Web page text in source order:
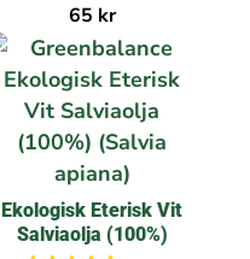
g
r
e
c
e
n
s
o
n
e
65 kr
Ekologisk Eterisk Vit
Salviaolja (100%)